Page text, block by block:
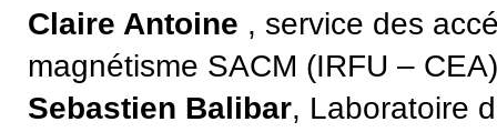
Claire Antoine , service des
magnétisme SACM (IRFU –
Sebastien Balibar, Laboratoire